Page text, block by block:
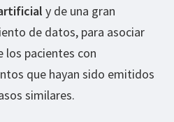
y de una gran
de datos, para asociar
los pacientes con
que hayan sido emitidos
similares.